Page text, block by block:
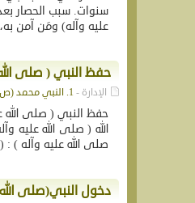
سنوات. سبب الحصار
عليه وآله) ومَن آمن
حفظ النبي ( صلى
الإدارة -1. النبي محمد (ص)
حفظ النبي ( صلى الله
الله ( صلى الله عليه
صلى الله عليه وآله ) :
دخول النبي(صلى